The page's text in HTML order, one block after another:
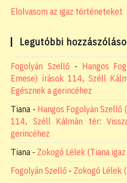
Elolvasom az igaz történeteket
Legutóbbi
Fogolyán Szellő - Hangos
Emese) írások 114, Széll
Egésznek a gerincéhez
Tiana - Hangos Fogolyán Szellő
114, Széll Kálmán tér:
gerincéhez
Tiana - Zokogó Lélek (Tiana
Fogolyán Szellő - Zokogó Lélek